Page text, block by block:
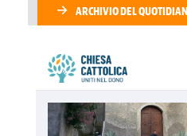
Migranti, UE
superata una prova